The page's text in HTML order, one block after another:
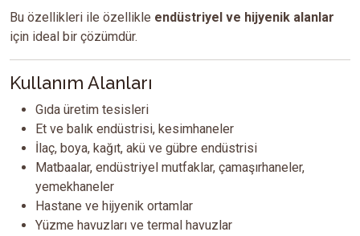
Bu özellikleri ile özellikle endüstriyel ve hijyenik alanlar
için ideal bir çözümdür.
Kullanım Alanları
Gıda üretim tesisleri
Et ve balık endüstrisi, kesimhaneler
İlaç, boya, kağıt, akü ve gübre endüstrisi
Matbaalar, endüstriyel mutfaklar, çamaşırhaneler,
yemekhaneler
Hastane ve hijyenik ortamlar
Yüzme havuzları ve termal havuzlar